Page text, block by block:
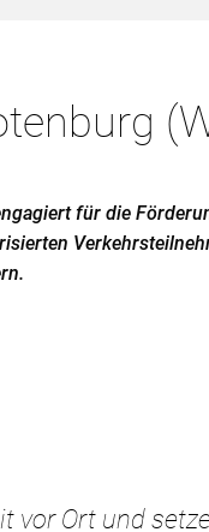
für die
vor Ort und